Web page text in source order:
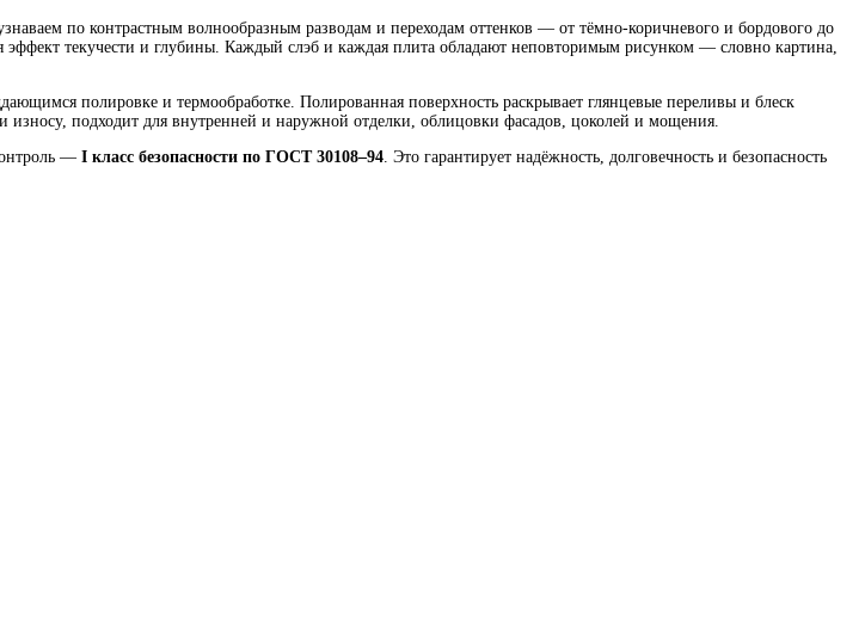
по контрастным волнообразным разводам и переходам оттенков — от тёмно-коричневого и бордового до
эффект текучести и глубины. Каждый слэб и каждая плита обладают неповторимым рисунком — словно картина,
полировке и термообработке. Полированная поверхность раскрывает глянцевые переливы и блеск
износу, подходит для внутренней и наружной отделки, облицовки фасадов, цоколей и мощения.
— I класс безопасности по ГОСТ 30108–94. Это гарантирует надёжность, долговечность и безопасность